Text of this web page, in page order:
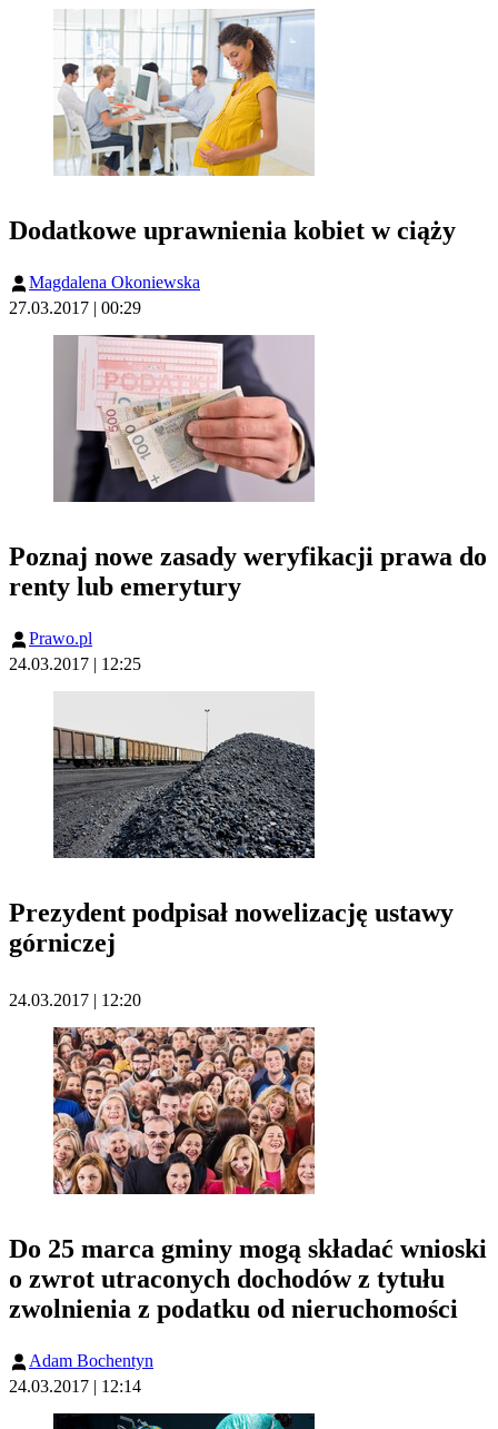
Dodatkowe uprawnienia kobiet w ciąży
Magdalena Okoniewska
27.03.2017 | 00:29
Poznaj nowe zasady weryfikacji prawa do
renty lub emerytury
Prawo.pl
24.03.2017 | 12:25
Prezydent podpisał nowelizację ustawy
górniczej
24.03.2017 | 12:20
Do 25 marca gminy mogą składać wnioski
o zwrot utraconych dochodów z tytułu
zwolnienia z podatku od nieruchomości
Adam Bochentyn
24.03.2017 | 12:14